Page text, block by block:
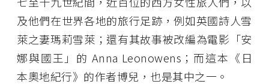
及他們在世界各地的旅行足跡，例如英國詩人雪
萊之妻瑪莉雪萊；還有其故事被改編為電影「安
娜與國王」的 Anna Leonowens；而這本《日
本奧地紀行》的作者博兒，也是其中之一。